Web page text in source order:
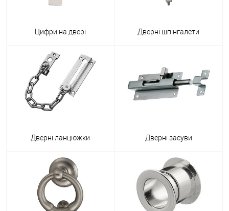
Цифри на двері Дверні шпінгалети
Дверні ланцюжки Дверні засуви